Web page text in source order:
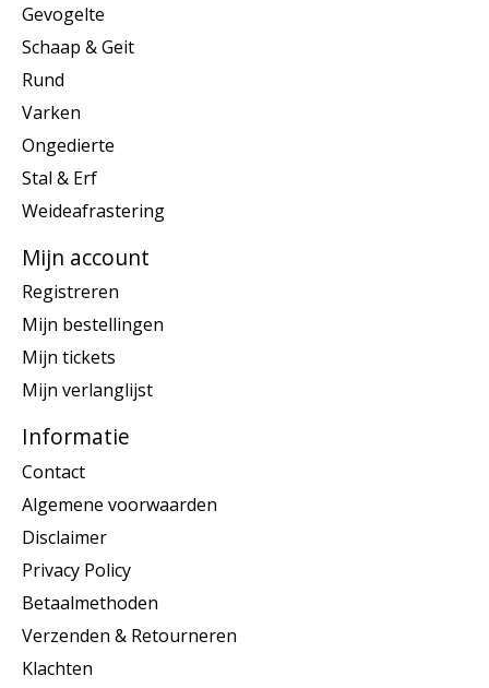
Gevogelte
Schaap & Geit
Rund
Varken
Ongedierte
Stal & Erf
Weideafrastering
Mijn account
Registreren
Mijn bestellingen
Mijn tickets
Mijn verlanglijst
Informatie
Contact
Algemene voorwaarden
Disclaimer
Privacy Policy
Betaalmethoden
Verzenden & Retourneren
Klachten